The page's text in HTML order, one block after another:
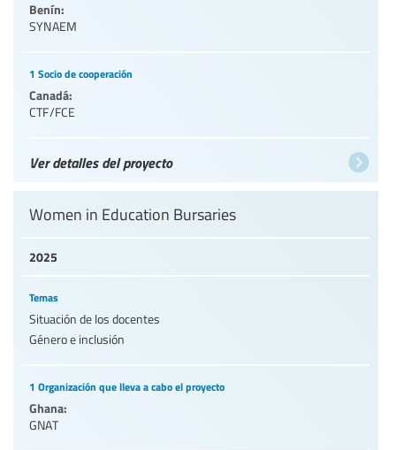
Benín:
SYNAEM
1 Socio de cooperación
Canadá:
CTF/FCE
Ver detalles del proyecto
2025
Women in Education Bursaries
Temas
Situación de los docentes
Género e inclusión
1 Organización que lleva a cabo el proyecto
Ghana:
GNAT